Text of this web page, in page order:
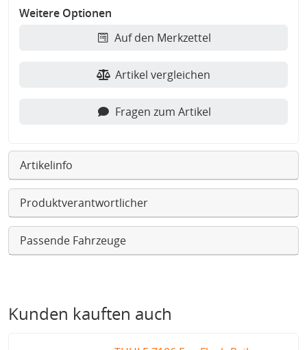
Weitere Optionen
Auf den Merkzettel
Artikel vergleichen
Fragen zum Artikel
Artikelinfo
Produktverantwortlicher
Passende Fahrzeuge
Kunden kauften auch